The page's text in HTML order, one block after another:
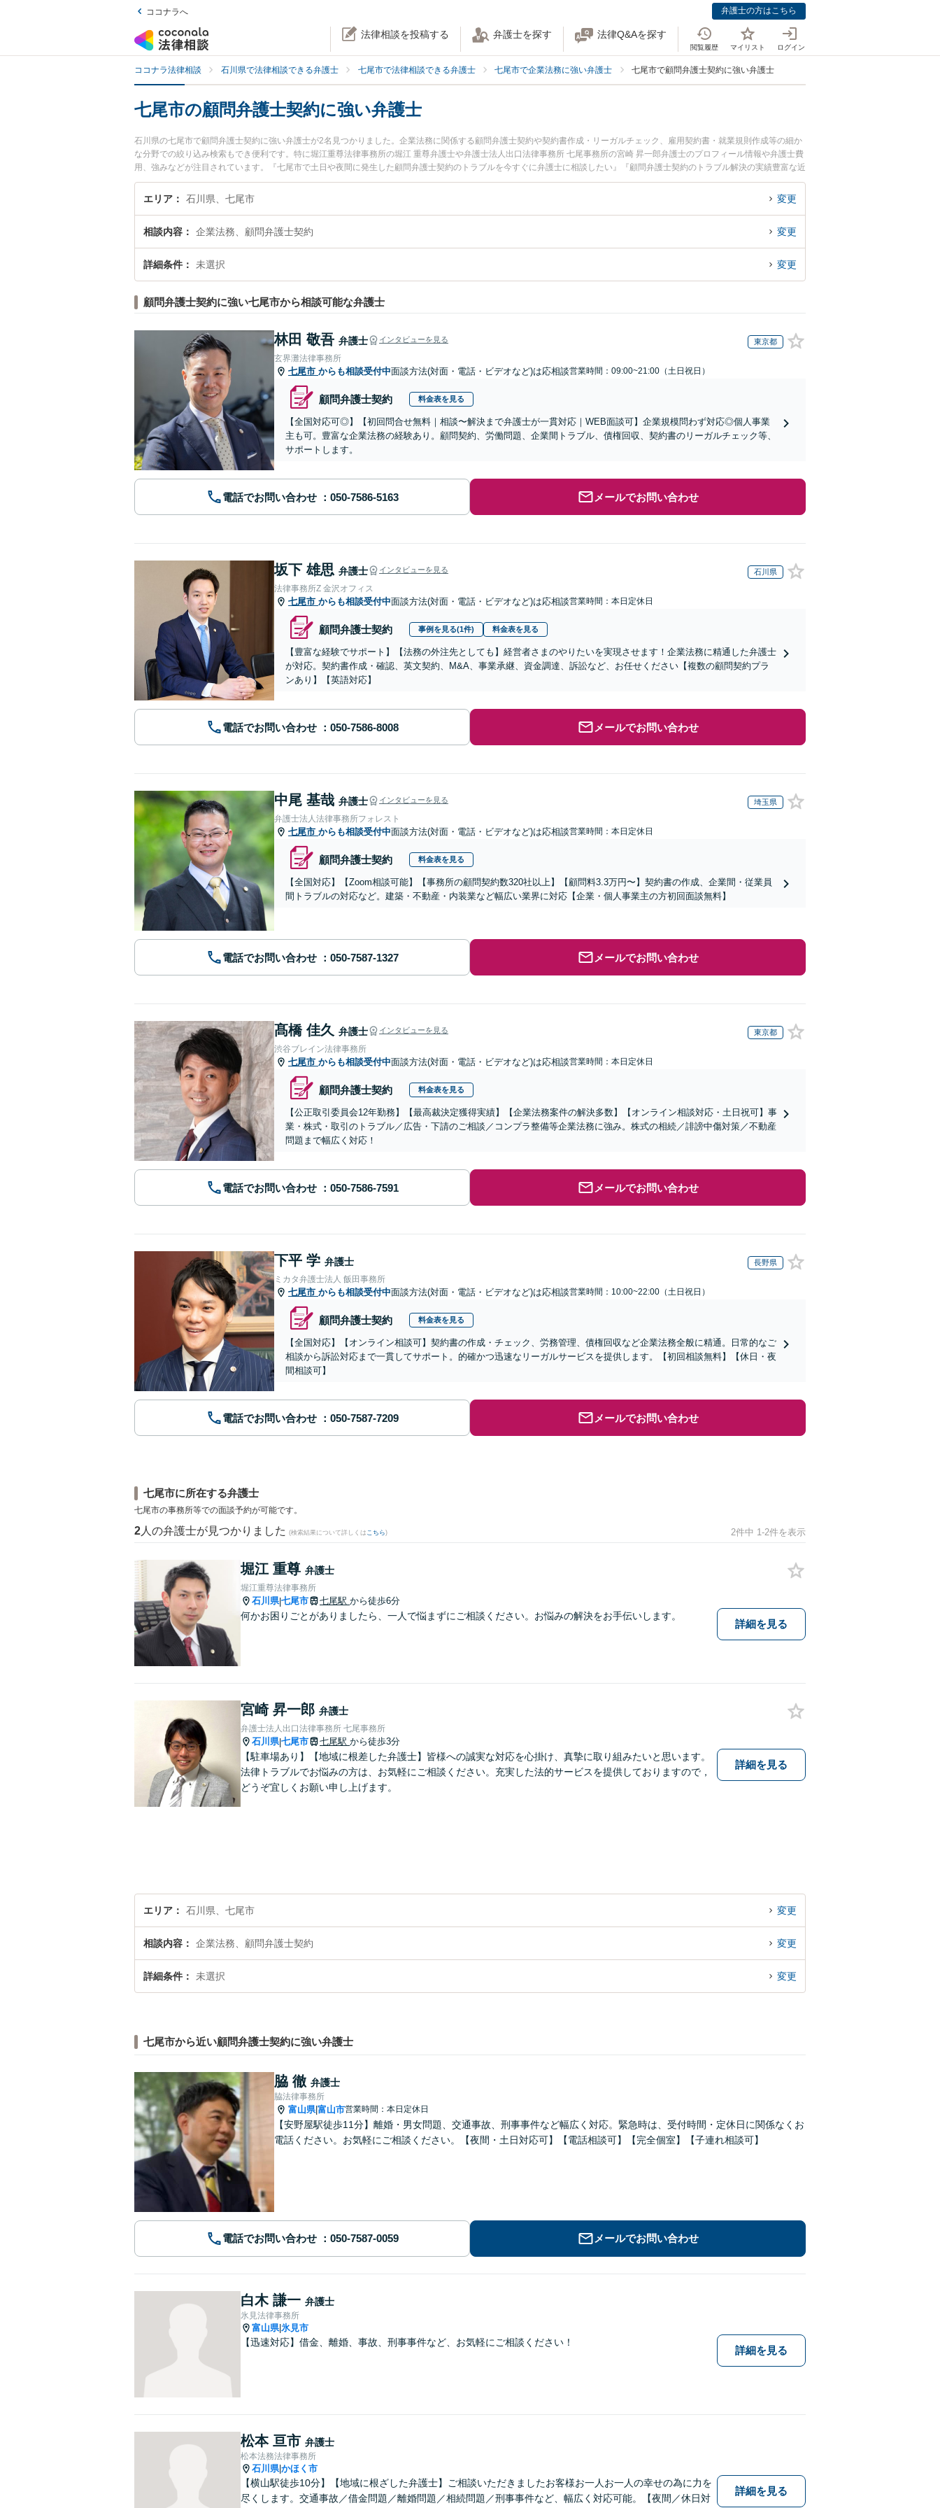
ココナラへ 弁護士の方はこちら
法律相談を投稿する 弁護士を探す 法律Q&Aを探す
閲覧履歴 マイリスト ログイン
ココナラ法律相談 石川県で法律相談できる弁護士 七尾市で法律相談できる弁護士 七尾市で企業法務に強い弁護士 七尾市で顧問弁護士契約に強い弁護士
七尾市の顧問弁護士契約に強い弁護士
石川県の七尾市で顧問弁護士契約に強い弁護士が2名見つかりました。企業法務に関係する顧問弁護士契約や契約書作成・リーガルチェック、雇用契約書・就業規則作成等の細か
な分野での絞り込み検索もでき便利です。特に堀江重尊法律事務所の堀江 重尊弁護士や弁護士法人出口法律事務所 七尾事務所の宮崎 昇一郎弁護士のプロフィール情報や弁護士費
用、強みなどが注目されています。『七尾市で土日や夜間に発生した顧問弁護士契約のトラブルを今すぐに弁護士に相談したい』『顧問弁護士契約のトラブル解決の実績豊富な近
くの弁護士を検索したい』『初回相談無料で顧問弁護士契約を法律相談できる七尾市内の弁護士に相談予約したい』などでお困りの相談者さんにおすすめです。
エリア 石川県、七尾市 変更
相談内容 企業法務、顧問弁護士契約 変更
詳細条件 未選択 変更
顧問弁護士契約に強い七尾市から相談可能な弁護士
林田 敬吾 弁護士 インタビューを見る 東京都
玄界灘法律事務所
七尾市 からも相談受付中面談方法(対面・電話・ビデオなど)は応相談営業時間：09:00~21:00（土日祝日）
顧問弁護士契約 料金表を見る
【全国対応可◎】【初回問合せ無料｜相談〜解決まで弁護士が一貫対応｜WEB面談可】企業規模問わず対応◎個人事業
主も可。豊富な企業法務の経験あり。顧問契約、労働問題、企業間トラブル、債権回収、契約書のリーガルチェック等、
サポートします。
電話でお問い合わせ メールでお問い合わせ
坂下 雄思 弁護士 インタビューを見る 石川県
法律事務所Z 金沢オフィス
七尾市 からも相談受付中面談方法(対面・電話・ビデオなど)は応相談営業時間：本日定休日
顧問弁護士契約 事例を見る(1件) 料金表を見る
【豊富な経験でサポート】【法務の外注先としても】経営者さまのやりたいを実現させます！企業法務に精通した弁護士
が対応。契約書作成・確認、英文契約、M&A、事業承継、資金調達、訴訟など、お任せください【複数の顧問契約プラ
ンあり】【英語対応】
電話でお問い合わせ メールでお問い合わせ
中尾 基哉 弁護士 インタビューを見る 埼玉県
弁護士法人法律事務所フォレスト
七尾市 からも相談受付中面談方法(対面・電話・ビデオなど)は応相談営業時間：本日定休日
顧問弁護士契約 料金表を見る
【全国対応】【Zoom相談可能】【事務所の顧問契約数320社以上】【顧問料3.3万円〜】契約書の作成、企業間・従業員
間トラブルの対応など。建築・不動産・内装業など幅広い業界に対応【企業・個人事業主の方初回面談無料】
電話でお問い合わせ メールでお問い合わせ
髙橋 佳久 弁護士 インタビューを見る 東京都
渋谷ブレイン法律事務所
七尾市 からも相談受付中面談方法(対面・電話・ビデオなど)は応相談営業時間：本日定休日
顧問弁護士契約 料金表を見る
【公正取引委員会12年勤務】【最高裁決定獲得実績】【企業法務案件の解決多数】【オンライン相談対応・土日祝可】事
業・株式・取引のトラブル／広告・下請のご相談／コンプラ整備等企業法務に強み。株式の相続／誹謗中傷対策／不動産
問題まで幅広く対応！
電話でお問い合わせ メールでお問い合わせ
下平 学 弁護士 長野県
ミカタ弁護士法人 飯田事務所
七尾市 からも相談受付中面談方法(対面・電話・ビデオなど)は応相談営業時間：10:00~22:00（土日祝日）
顧問弁護士契約 料金表を見る
【全国対応】【オンライン相談可】契約書の作成・チェック、労務管理、債権回収など企業法務全般に精通。日常的なご
相談から訴訟対応まで一貫してサポート。的確かつ迅速なリーガルサービスを提供します。【初回相談無料】【休日・夜
間相談可】
電話でお問い合わせ メールでお問い合わせ
七尾市に所在する弁護士
七尾市の事務所等での面談予約が可能です。
2 人の弁護士が見つかりました (検索結果について詳しくは こちら) 2件中 1-2件を表示
堀江 重尊 弁護士
堀江重尊法律事務所
石川県|七尾市 七尾駅 から徒歩6分
何かお困りごとがありましたら、一人で悩まずにご相談ください。お悩みの解決をお手伝いします。
詳細を見る
宮崎 昇一郎 弁護士
弁護士法人出口法律事務所 七尾事務所
石川県|七尾市 七尾駅 から徒歩3分
【駐車場あり】【地域に根差した弁護士】皆様への誠実な対応を心掛け、真摯に取り組みたいと思います。
法律トラブルでお悩みの方は、お気軽にご相談ください。充実した法的サービスを提供しておりますので，
どうぞ宜しくお願い申し上げます。
詳細を見る
エリア 石川県、七尾市 変更
相談内容 企業法務、顧問弁護士契約 変更
詳細条件 未選択 変更
七尾市から近い顧問弁護士契約に強い弁護士
脇 徹 弁護士
脇法律事務所
富山県|富山市営業時間：本日定休日
【安野屋駅徒歩11分】離婚・男女問題、交通事故、刑事事件など幅広く対応。緊急時は、受付時間・定休日に関係なくお
電話ください。お気軽にご相談ください。【夜間・土日対応可】【電話相談可】【完全個室】【子連れ相談可】
電話でお問い合わせ メールでお問い合わせ
白木 謙一 弁護士
氷見法律事務所
富山県| 氷見市
【迅速対応】借金、離婚、事故、刑事事件など、お気軽にご相談ください！
詳細を見る
松本 亘市 弁護士
松本法務法律事務所
石川県|かほく市
【横山駅徒歩10分】【地域に根ざした弁護士】ご相談いただきましたお客様お一人お一人の幸せの為に力を
尽くします。交通事故／借金問題／離婚問題／相続問題／刑事事件など、幅広く対応可能。【夜間／休日対
詳細を見る